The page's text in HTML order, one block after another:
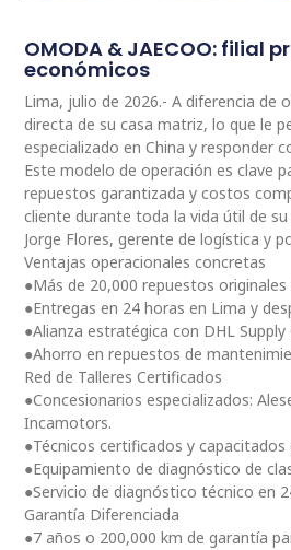
OMODA & JAECOO: filial
económicos
Lima, julio de 2026.- A diferencia de
directa de su casa matriz, lo que le
especializado en China y responder
Este modelo de operación es clave
repuestos garantizada y costos
cliente durante toda la vida útil de
Jorge Flores, gerente de logística y
Ventajas operacionales concretas
●Más de 20,000 repuestos
●Entregas en 24 horas en Lima y
●Alianza estratégica con DHL
●Ahorro en repuestos de
Red de Talleres Certificados
●Concesionarios especializados:
Incamotors.
●Técnicos certificados y
●Equipamiento de diagnóstico de
●Servicio de diagnóstico técnico en
Garantía Diferenciada
●7 años o 200,000 km de garantía